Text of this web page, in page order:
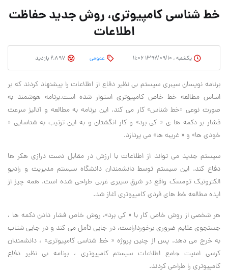
خط شناسی کامپیوتری، روش جدید حفاظت
اطلاعات
یکشنبه , ۱۳۹۲/۰۹/۱۰ ۱۱:۰۶ عمومی
برنامه نویسان سیبری سیستم بی نظیر دفاع از اطلاعات را پیشنهاد کردند که بر
اساس مطالعه خط خاص کامپیوتری استوار شده است.برنامه هوشمند به
صورت نوعی «خط شناس» کار می کند. این برنامه به مطالعه و آنالیز سرعت
فشار بر دکمه ها ی « کی برد» و کار انگشتان و به این ترتیب به شناسایی «
خودی ها» و « غریبه ها» می پردازد.
سیستم جدید می تواند از اطلاعات با ارزش در مقابل دست درازی هکر ها
دفاع کند. این سیستم توسط دانشمندان دانشگاه سیستم مدیریت و رادیو
الکترونیک تومسک واقع در شرق سیبری غربی طراحی شده است. همه چیز از
ایده مطالعه خط های فردی کامپیوتری آغاز شد.
هر شخصی از روش خاص کار با « کی برد»، روش خاص فشار دادن دکمه ها ،
جستجوی علایم ضروری برخورداراست، در جایی تأمل می کند و در جایی شتاب
به خرج می دهد. پس از چنین پروژه « خط شناسی کامپیوتری» ، دانشمندان
کرسی امنیت جامع اطلاعات سیستم کامپیوتری ، برنامه بی نظیر دفاع
کامپیوتری را طراحی کردند.